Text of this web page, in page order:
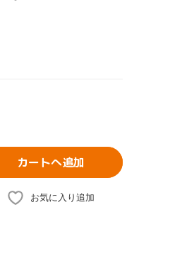
カートへ追加
お気に入り追加